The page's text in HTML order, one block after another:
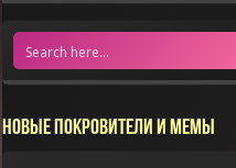
НОВЫЕ ПОКРОВИТЕЛИ И МЕМЫ